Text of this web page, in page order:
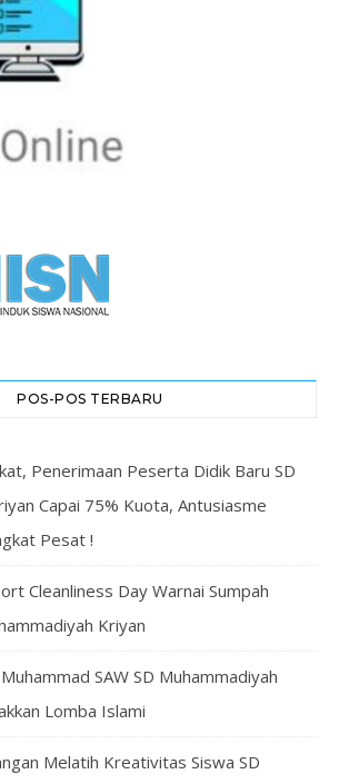
POS-POS TERBARU
Penerimaan Peserta Didik Baru SD
Capai 75% Kuota, Antusiasme
Pesat !
Cleanliness Day Warnai Sumpah
Kriyan
SAW SD Muhammadiyah
Lomba Islami
Melatih Kreativitas Siswa SD